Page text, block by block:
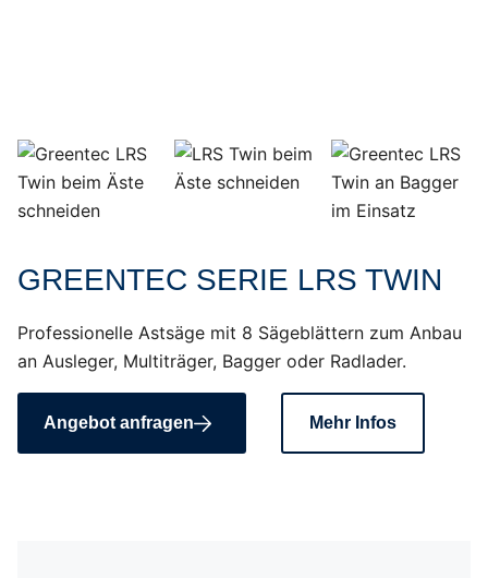
GREENTEC SERIE LRS TWIN
Professionelle Astsäge mit 8 Sägeblättern zum Anbau
an Ausleger, Multiträger, Bagger oder Radlader.
Angebot anfragen Mehr Infos